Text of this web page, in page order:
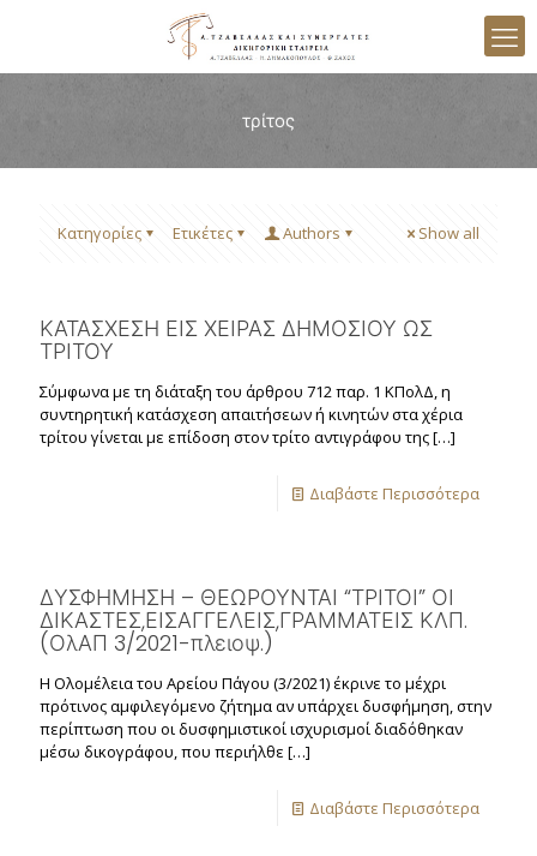
τρίτος
Κατηγορίες Ετικέτες Authors Show all
ΚΑΤΑΣΧΕΣΗ ΕΙΣ ΧΕΙΡΑΣ ΔΗΜΟΣΙΟΥ ΩΣ
ΤΡΙΤΟΥ
Σύμφωνα με τη διάταξη του άρθρου 712 παρ. 1 ΚΠολΔ, η
συντηρητική κατάσχεση απαιτήσεων ή κινητών στα χέρια
τρίτου γίνεται με επίδοση στον τρίτο αντιγράφου της[…]
Διαβάστε Περισσότερα
ΔΥΣΦΗΜΗΣΗ – ΘΕΩΡΟΥΝΤΑΙ “ΤΡΙΤΟΙ” ΟΙ
ΔΙΚΑΣΤΕΣ,ΕΙΣΑΓΓΕΛΕΙΣ,ΓΡΑΜΜΑΤΕΙΣ ΚΛΠ.
(ΟλΑΠ 3/2021-πλειοψ.)
Η Ολομέλεια του Αρείου Πάγου (3/2021) έκρινε το μέχρι
πρότινος αμφιλεγόμενο ζήτημα αν υπάρχει δυσφήμηση, στην
περίπτωση που οι δυσφημιστικοί ισχυρισμοί διαδόθηκαν
μέσω δικογράφου, που περιήλθε […]
Διαβάστε Περισσότερα